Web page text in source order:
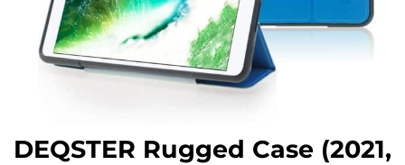
DEQSTER Rugged Case (2021,